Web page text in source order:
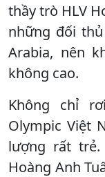
thầy trò HLV
những đối
Arabia, nên
không cao.
Không chỉ
Olympic Việt
lượng rất trẻ.
Hoàng Anh